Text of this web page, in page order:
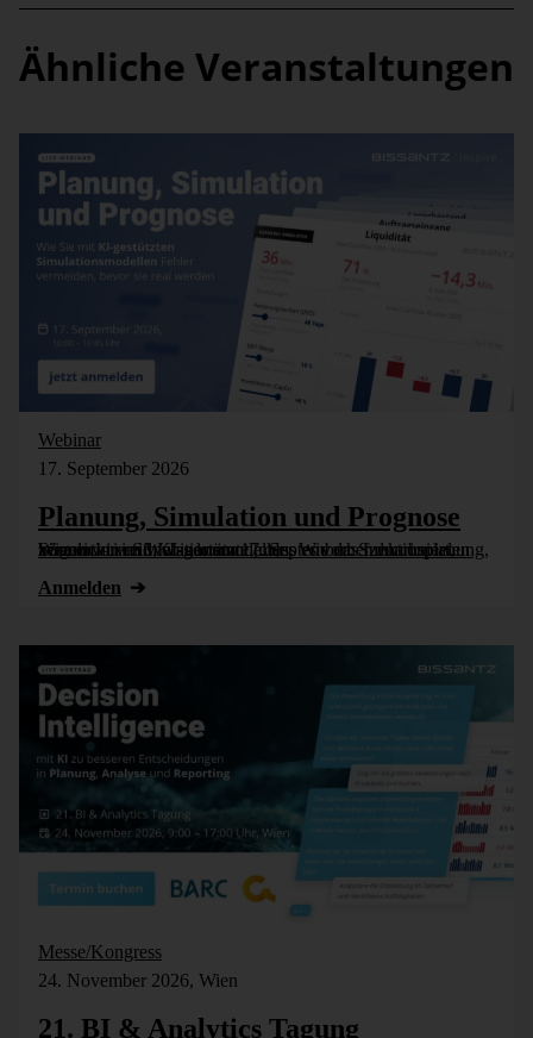
Ähnliche Veranstaltungen
Webinar
17. September 2026
Planung, Simulation und Prognose
Wer nicht weiß, was kommt, muss es vorher durchspielen können – in Simulationsmodellen. Wie das funktioniert, zeigen wir im Webinar am 17. September: Szenarioplanung, Simulation und KI-gestützte [...]
Anmelden
Messe/Kongress
24. November 2026, Wien
21. BI & Analytics Tagung